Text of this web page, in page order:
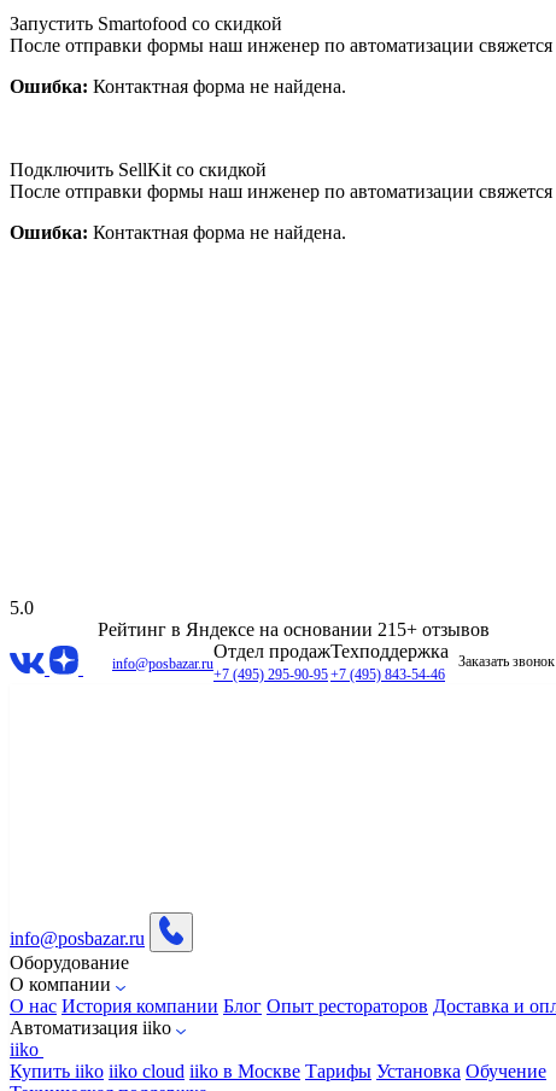
Запустить Smartofood со скидкой
После отправки формы наш инженер по автоматизации свяжется
Ошибка: Контактная форма не найдена.
Подключить SellKit со скидкой
После отправки формы наш инженер по автоматизации свяжется
Ошибка: Контактная форма не найдена.
5.0
Рейтинг в Яндексе на основании 215+ отзывов
info@posbazar.ru
Отдел продаж
+7 (495) 295-90-95
Техподдержка
+7 (495) 843-54-46
Заказать звонок
info@posbazar.ru
Оборудование
О компании
О нас История компании Блог Опыт рестораторов Доставка и
Автоматизация iiko
iiko
Купить iiko iiko cloud iiko в Москве Тарифы Установка Обучение